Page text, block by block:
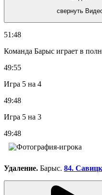
свернуть
51:48
Команда Барыс играет в
49:55
Игра 5 на 4
49:48
Игра 5 на 3
49:48
Удаление. Барыс. 84.